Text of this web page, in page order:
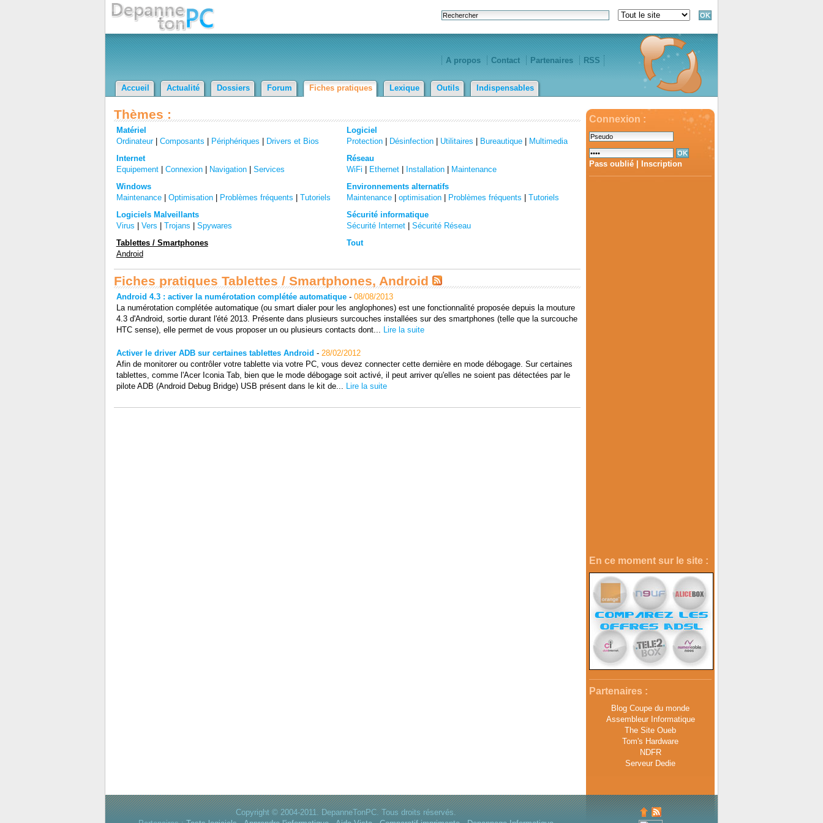
A propos Contact Partenaires RSS
Accueil Actualité Dossiers Forum Fiches pratiques Lexique Outils Indispensables
Connexion :
Pass oublié Inscription
En ce moment sur le site :
Partenaires :
Blog Coupe du monde
Assembleur Informatique
The Site Oueb
Tom's Hardware
NDFR
Serveur Dedie
Thèmes :
Matériel
Ordinateur| Composants Périphériques Drivers et Bios
Logiciel
Protection
Désinfection Utilitaires Bureautique
Multimedia
Internet
Equipement| Connexion| Navigation| Services
Réseau
WiFi
Ethernet Installation
Maintenance
Windows
Maintenance| Optimisation| Problèmes fréquents Tutoriels
Environnements alternatifs
Maintenance |optimisation Problèmes fréquents |Tutoriels
Logiciels Malveillants
Virus
Vers Trojans Spywares
Sécurité informatique
Sécurité Internet |Sécurité Réseau
Tablettes / Smartphones
Android
Tout
Fiches pratiques Tablettes / Smartphones, Android
Android 4.3 : activer la numérotation complétée automatique- 08/08/2013
La numérotation complétée automatique (ou smart dialer pour les anglophones) est une fonctionnalité proposée depuis la mouture
4.3 d'Android, sortie durant l'été 2013. Présente dans plusieurs surcouches installées sur des smartphones (telle que la surcouche
HTC sense), elle permet de vous proposer un ou plusieurs contacts dont... Lire la suite
Activer le driver ADB sur certaines tablettes Android - 28/02/2012
Afin de monitorer ou contrôler votre tablette via votre PC, vous devez connecter cette dernière en mode débogage. Sur certaines
tablettes, comme l'Acer Iconia Tab, bien que le mode débogage soit activé, il peut arriver qu'elles ne soient pas détectées par le
pilote ADB (Android Debug Bridge) USB présent dans le kit de... Lire la suite
Copyright © 2004-2011. DepanneTonPC. Tous droits réservés.